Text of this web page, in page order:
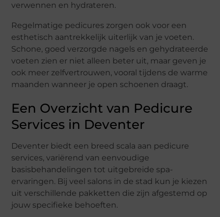
verwennen en hydrateren.
Regelmatige pedicures zorgen ook voor een
esthetisch aantrekkelijk uiterlijk van je voeten.
Schone, goed verzorgde nagels en gehydrateerde
voeten zien er niet alleen beter uit, maar geven je
ook meer zelfvertrouwen, vooral tijdens de warme
maanden wanneer je open schoenen draagt.
Een Overzicht van Pedicure
Services in Deventer
Deventer biedt een breed scala aan pedicure
services, variërend van eenvoudige
basisbehandelingen tot uitgebreide spa-
ervaringen. Bij veel salons in de stad kun je kiezen
uit verschillende pakketten die zijn afgestemd op
jouw specifieke behoeften.